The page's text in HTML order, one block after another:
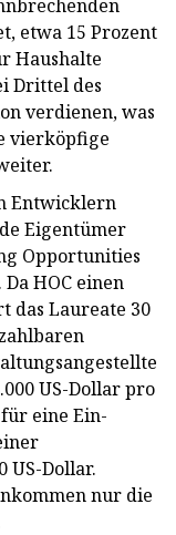
etwa 15 Prozent
Haushalte
Drittel des
verdienen, was
vierköpfige
Entwicklern
Eigentümer
Opportunities
HOC einen
das Laureate 30
US-Dollar pro
eine Ein-
US-Dollar.
nur die